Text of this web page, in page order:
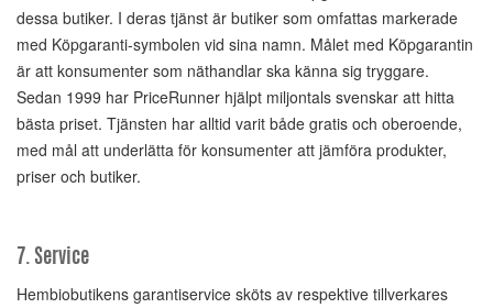
dessa butiker. I deras tjänst är butiker som omfattas markerade
med Köpgaranti-symbolen vid sina namn. Målet med Köpgarantin
är att konsumenter som näthandlar ska känna sig tryggare.
Sedan 1999 har PriceRunner hjälpt miljontals svenskar att hitta
bästa priset. Tjänsten har alltid varit både gratis och oberoende,
med mål att underlätta för konsumenter att jämföra produkter,
priser och butiker.
7. Service
Hembiobutikens garantiservice sköts av respektive tillverkares